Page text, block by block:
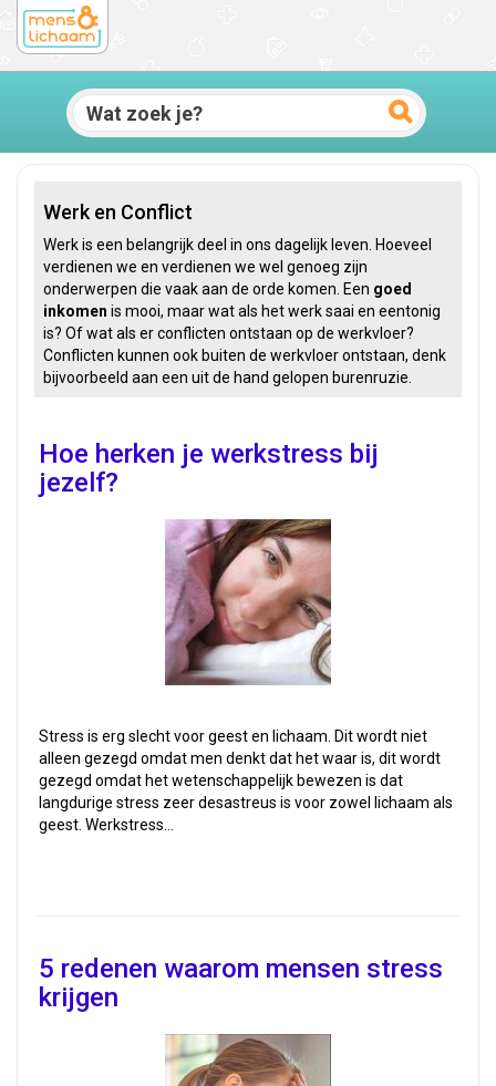
Werk en Conflict
Werk is een belangrijk deel in ons dagelijk leven. Hoeveel
verdienen we en verdienen we wel genoeg zijn
onderwerpen die vaak aan de orde komen. Een goed
inkomen is mooi, maar wat als het werk saai en eentonig
is? Of wat als er conflicten ontstaan op de werkvloer?
Conflicten kunnen ook buiten de werkvloer ontstaan, denk
bijvoorbeeld aan een uit de hand gelopen burenruzie.
Hoe herken je werkstress bij
jezelf?
Stress is erg slecht voor geest en lichaam. Dit wordt niet
alleen gezegd omdat men denkt dat het waar is, dit wordt
gezegd omdat het wetenschappelijk bewezen is dat
langdurige stress zeer desastreus is voor zowel lichaam als
geest. Werkstress…
5 redenen waarom mensen stress
krijgen